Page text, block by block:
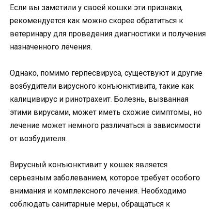
Если вы заметили у своей кошки эти признаки,
рекомендуется как можно скорее обратиться к
ветеринару для проведения диагностики и получения
назначенного лечения.
Однако, помимо герпесвируса, существуют и другие
возбудители вирусного конъюнктивита, такие как
калицивирус и ринотрахеит. Болезнь, вызванная
этими вирусами, может иметь схожие симптомы, но
лечение может немного различаться в зависимости
от возбудителя.
Вирусный конъюнктивит у кошек является
серьезным заболеванием, которое требует особого
внимания и комплексного лечения. Необходимо
соблюдать санитарные меры, обращаться к